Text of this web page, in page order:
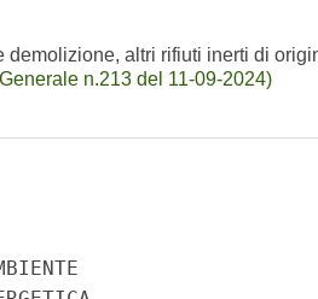
altri rifiuti inerti di
n.213 del 11-09-2024)